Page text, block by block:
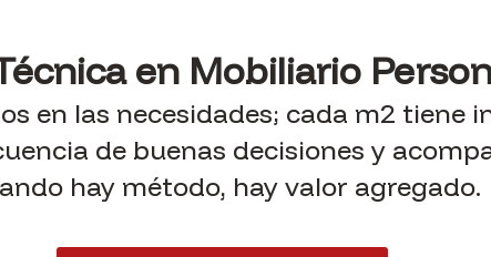
en Mobiliario
en las necesidades; cada m2 tiene
de buenas decisiones y
hay método, hay valor agregado.